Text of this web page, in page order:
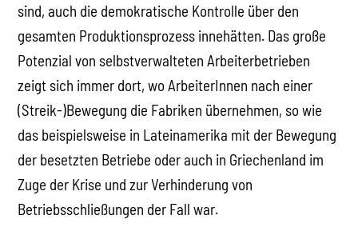
sind, auch die demokratische Kontrolle über den
gesamten Produktionsprozess innehätten. Das große
Potenzial von selbstverwalteten Arbeiterbetrieben
zeigt sich immer dort, wo ArbeiterInnen nach einer
(Streik-)Bewegung die Fabriken übernehmen, so wie
das beispielsweise in Lateinamerika mit der Bewegung
der besetzten Betriebe oder auch in Griechenland im
Zuge der Krise und zur Verhinderung von
Betriebsschließungen der Fall war.